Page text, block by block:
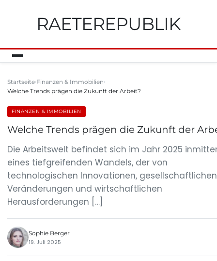
RAETEREPUBLIK
Startseite Finanzen & Immobilien
Welche Trends prägen die Zukunft der Arbeit?
FINANZEN & IMMOBILIEN
Welche Trends prägen die Zukunft der
Die Arbeitswelt befindet sich im Jahr 2025
eines tiefgreifenden Wandels, der von
technologischen Innovationen, gesellschaftlichen
Veränderungen und wirtschaftlichen
Herausforderungen […]
Sophie Berger
19. Juli 2025